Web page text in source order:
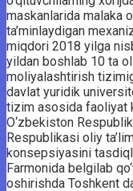
maskanlarida malaka
ta’minlaydigan
miqdori 2018 yilga
yildan boshlab 10 ta
moliyalashtirish
davlat yuridik
tizim asosida faoliyat
O‘zbekiston
Respublikasi oliy
konsepsiyasini
Farmonida belgilab
oshirishda Toshkent